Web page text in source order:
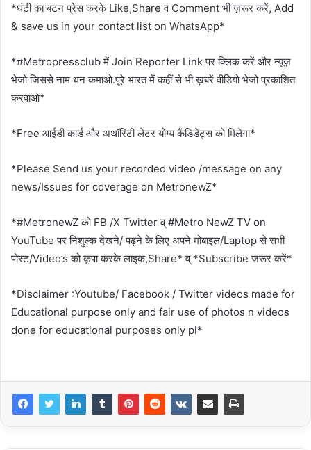
*घंटी का बटन प्रेस करके Like,Share व Comment भी ज़रूर करें, Add
& save us in your contact list on WhatsApp*
*#Metropressclub में Join Reporter Link पर क्लिक करें और न्यूज़
भेजो जिससे नाम धन कमाओ.पूरे भारत में कहीं से भी ख़बरें वीडियो भेजो प्रकाशित
करवाओ*
*Free आईडी कार्ड और अथॉरिटी लेटर योग्य कैंडिडेट्स को मिलेगा*
*Please Send us your recorded video /message on any
news/Issues for coverage on MetronewZ*
*#MetronewZ को FB /X Twitter व् #Metro NewZ TV on
YouTube पर निशुल्क देखने/ पढ़ने के लिए अपने मोबाइल/Laptop से सभी
पोस्ट/Video’s को कृपा करके लाइक,Share* व् *Subscribe जरूर करें*
*Disclaimer :Youtube/ Facebook / Twitter videos made for
Educational purpose only and fair use of photos n videos
done for educational purposes only pl*